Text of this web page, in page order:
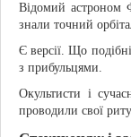
Відомий астроном
знали точний
Є версії. Що
з прибульцями.
Окультисти і
проводили свої